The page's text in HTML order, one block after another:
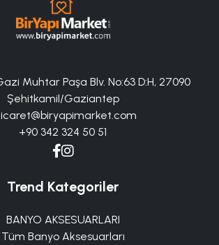
Muhtar Paşa Blv. No:63 D:H, 27090
Şehitkamil/Gaziantep
+90 342 324 50 51
Trend Kategoriler
BANYO AKSESUARLARI
Tüm Banyo Aksesuarları